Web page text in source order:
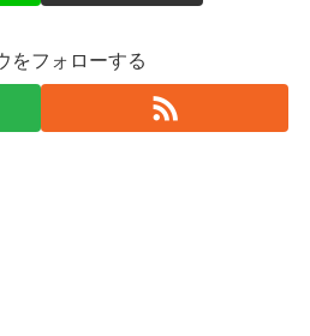
をフォローする